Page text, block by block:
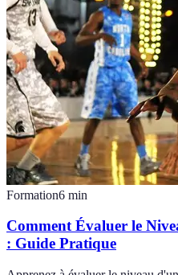
Formation6 min
Comment Évaluer le
: Guide Pratique